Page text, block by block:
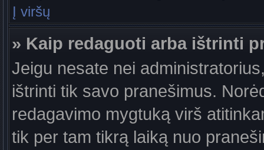
Į viršų
» Kaip redaguoti arba ištrinti
Jeigu nesate nei
ištrinti tik savo pranešimus.
redagavimo mygtuką virš
tik per tam tikrą laiką nuo